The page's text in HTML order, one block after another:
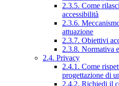
2.3.5. Come
accessibilità
2.3.6.
attuazione
2.3.7. Obiettivi
2.3.8. Normativa
2.4. Privacy
2.4.1. Come
progettazione di
2.4.2. Richiedi il